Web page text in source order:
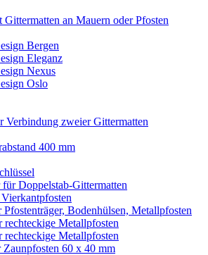
Gittermatten an Mauern oder Pfosten
Bergen
Eleganz
Nexus
Oslo
Verbindung zweier Gittermatten
400 mm
Doppelstab-Gittermatten
Bodenhülsen, Metallpfosten
rechteckige Metallpfosten
rechteckige Metallpfosten
Zaunpfosten 60 x 40 mm